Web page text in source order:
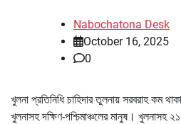
Nabochatona Desk
October 16, 2025
0
খুলনা প্রতিনিধি চাহিদার তুলনায় সরবরাহ কম
খুলনাসহ দক্ষিণ-পশ্চিমাঞ্চলের মানুষ। খুলনাসহ